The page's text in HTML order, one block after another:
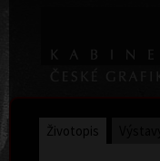
Životopis